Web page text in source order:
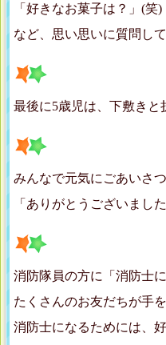
「好きなお菓子は？」(笑)
など、思い思いに質問し
最後に5歳児は、下敷き
みんなで元気にごあいさつ
「ありがとうございました
消防隊員の方に「消防士
たくさんのお友だちが手
消防士になるためには、